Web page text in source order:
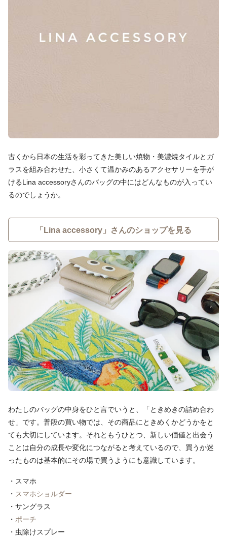
古くから日本の生活を彩ってきた美しい焼物・美濃焼タイルとガ
ラスを組み合わせた、小さくて温かみのあるアクセサリーを手が
けるLina accessoryさんのバッグの中にはどんなものが入ってい
るのでしょうか。
「Lina accessory」さんのショップを見る
わたしのバッグの中身をひと言でいうと、「ときめきの詰め合わ
せ」です。普段の買い物では、その商品にときめくかどうかをと
ても大切にしています。それともうひとつ、新しい価値と出会う
ことは自分の成長や変化につながると考えているので、買うか迷
ったものは基本的にその場で買うようにも意識しています。
・スマホ
・ スマホショルダー
・サングラス
・ ポーチ
・虫除けスプレー